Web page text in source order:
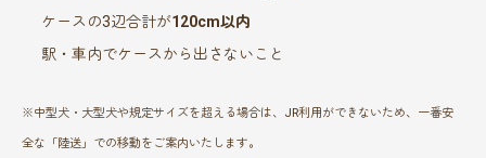
ケースの3辺合計が120cm以内
駅・車内でケースから出さないこと
※中型犬・大型犬や規定サイズを超える場合は、JR利用ができないため、一番安
全な「陸送」での移動をご案内いたします。